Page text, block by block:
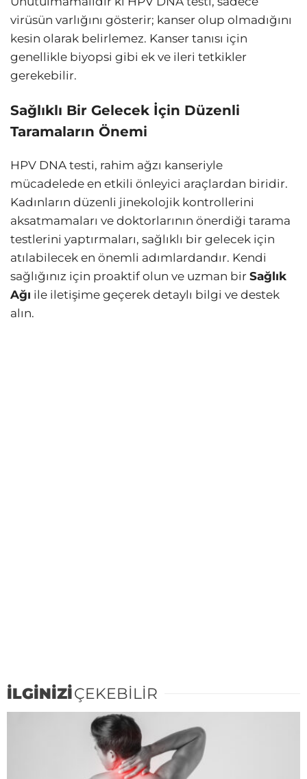
virüsün varlığını gösterir; kanser olup olmadığını
kesin olarak belirlemez. Kanser tanısı için
genellikle biyopsi gibi ek ve ileri tetkikler
gerekebilir.
Sağlıklı Bir Gelecek İçin Düzenli
Taramaların Önemi
HPV DNA testi, rahim ağzı kanseriyle
mücadelede en etkili önleyici araçlardan biridir.
Kadınların düzenli jinekolojik kontrollerini
aksatmamaları ve doktorlarının önerdiği tarama
testlerini yaptırmaları, sağlıklı bir gelecek için
atılabilecek en önemli adımlardandır. Kendi
sağlığınız için proaktif olun ve uzman bir Sağlık
Ağı ile iletişime geçerek detaylı bilgi ve destek
alın.
İLGİNİZİÇEKEBİLİR